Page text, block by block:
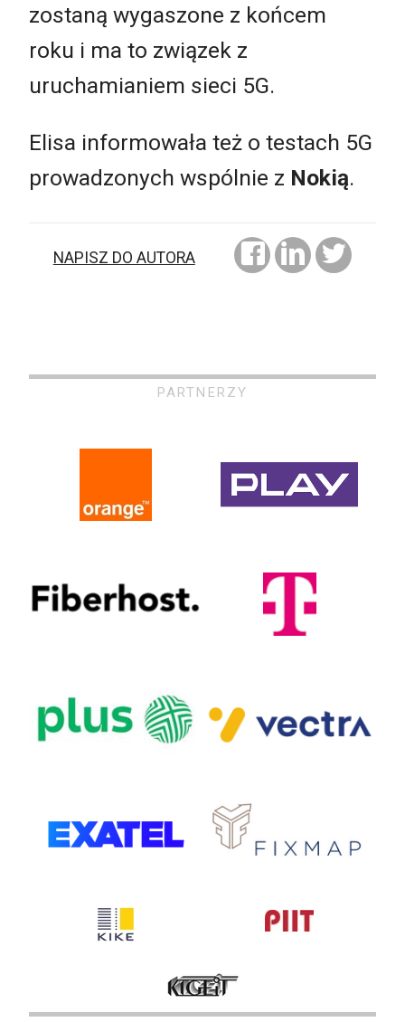
zostaną wygaszone z końcem
roku i ma to związek z
uruchamianiem sieci 5G.
Elisa informowała też o testach 5G
prowadzonych wspólnie z Nokią.
NAPISZ DO AUTORA
PARTNERZY